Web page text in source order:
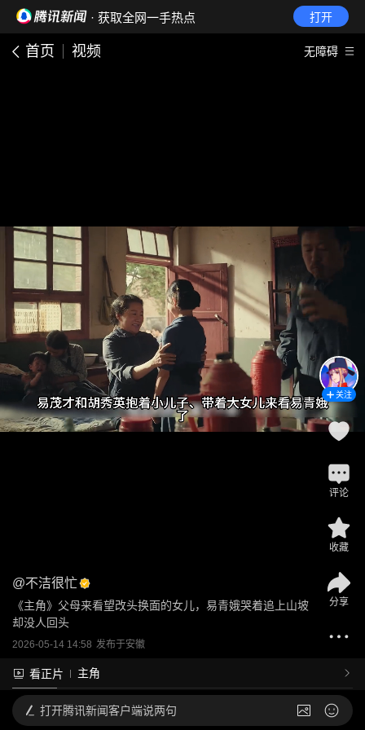
· 获取全网一手热点 打开
首页 视频 无障碍
@不洁很忙
《主角》父母来看望改头换面的女儿，易青娥哭着追上山坡
却没人回头
2026-05-14 14:58 发布于安徽
看正片 主角
关注
评论
收藏
分享
打开腾讯新闻客户端说两句